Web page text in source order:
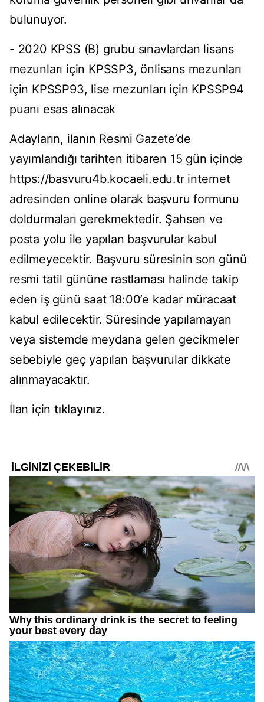
bulunuyor.
- 2020 KPSS (B) grubu sınavlardan lisans
mezunları için KPSSP3, önlisans mezunları
için KPSSP93, lise mezunları için KPSSP94
puanı esas alınacak
Adayların, ilanın Resmi Gazete’de
yayımlandığı tarihten itibaren 15 gün içinde
https://basvuru4b.kocaeli.edu.tr internet
adresinden online olarak başvuru formunu
doldurmaları gerekmektedir. Şahsen ve
posta yolu ile yapılan başvurular kabul
edilmeyecektir. Başvuru süresinin son günü
resmi tatil gününe rastlaması halinde takip
eden iş günü saat 18:00’e kadar müracaat
kabul edilecektir. Süresinde yapılamayan
veya sistemde meydana gelen gecikmeler
sebebiyle geç yapılan başvurular dikkate
alınmayacaktır.
İlan için tıklayınız.